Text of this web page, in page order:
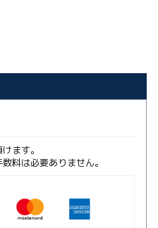
ます。
料は必要ありません。